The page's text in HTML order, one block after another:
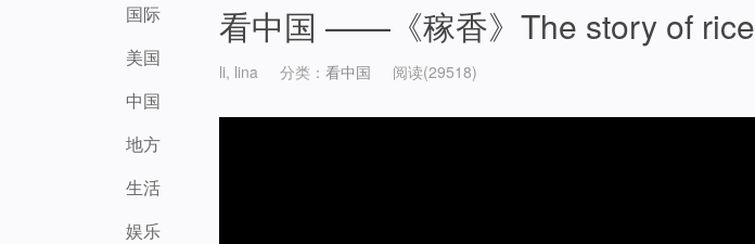
国际
美国
中国
地方
生活
娱乐
看中国 ——《稼香》The story of rice
li, lina 分类： 看中国 阅读(29518)